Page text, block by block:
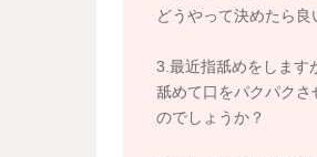
どうやって決めたら良
3.最近指舐めをします
舐めて口をパクパク
のでしょうか？